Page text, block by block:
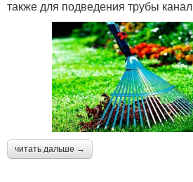
также для подведения трубы
читать дальше →